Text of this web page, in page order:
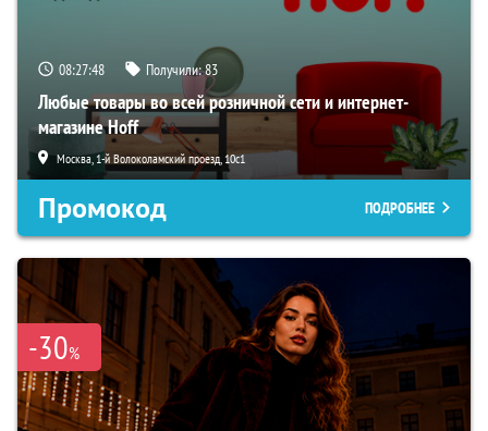
08:27:46 Получили:83
Любые товары во всей розничной сети и интернет-
магазине Hoff
Москва, 1-й Волоколамский проезд, 10с1
Промокод ПОДРОБНЕЕ
-30%